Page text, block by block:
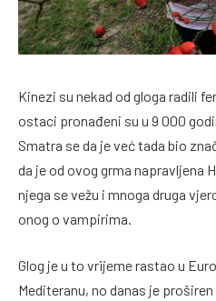
Kinezi su nekad od gloga radili
ostaci pronađeni su u 9 000
Smatra se da je već tada bio
da je od ovog grma napravljena
njega se vežu i mnoga druga
onog o vampirima.
Glog je u to vrijeme rastao u
Mediteranu, no danas je